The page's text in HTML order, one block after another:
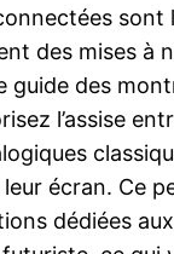
des mises à
des
l’assise
écran. Ce
dédiées